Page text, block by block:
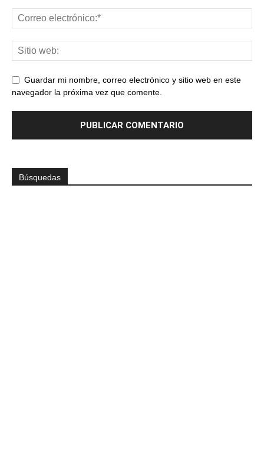
Guardar mi nombre, correo electrónico y sitio web en este
navegador la próxima vez que comente.
Búsquedas